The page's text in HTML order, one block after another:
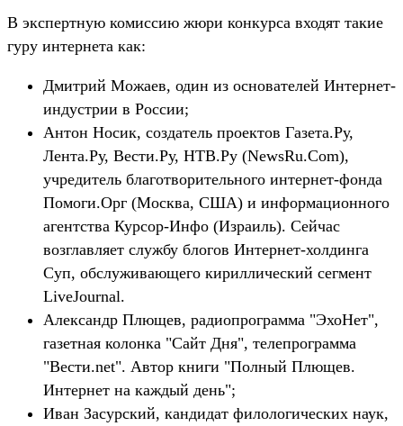
В экспертную комиссию жюри конкурса входят такие
гуру интернета как:
Дмитрий Можаев, один из основателей Интернет-
индустрии в России;
Антон Носик, создатель проектов Газета.Ру,
Лента.Ру, Вести.Ру, НТВ.Ру (NewsRu.Com),
учредитель благотворительного интернет-фонда
Помоги.Орг (Москва, США) и информационного
агентства Курсор-Инфо (Израиль). Сейчас
возглавляет службу блогов Интернет-холдинга
Суп, обслуживающего кириллический сегмент
LiveJournal.
Александр Плющев, радиопрограмма "ЭхоНет",
газетная колонка "Сайт Дня", телепрограмма
"Вести.net". Автор книги "Полный Плющев.
Интернет на каждый день";
Иван Засурский, кандидат филологических наук,